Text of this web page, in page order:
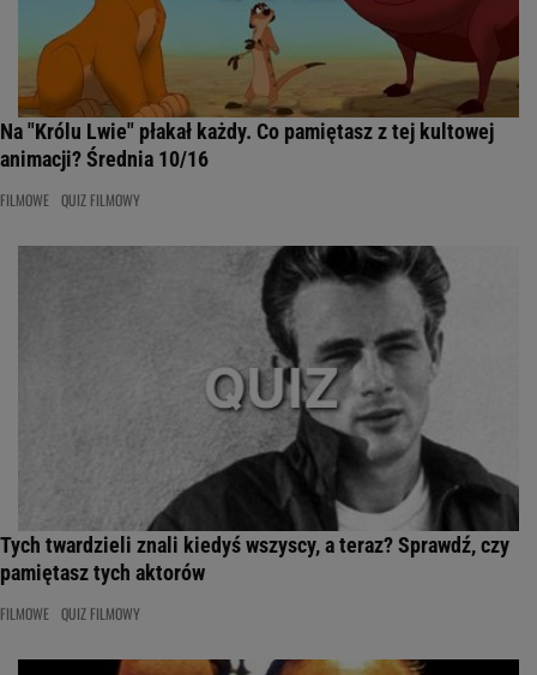
Na "Królu Lwie" płakał każdy. Co pamiętasz z tej kultowej
animacji? Średnia 10/16
FILMOWE QUIZ FILMOWY
Tych twardzieli znali kiedyś wszyscy, a teraz? Sprawdź, czy
pamiętasz tych aktorów
FILMOWE QUIZ FILMOWY